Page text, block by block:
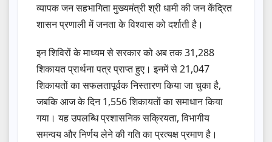
व्यापक जन सहभागिता मुख्यमंत्री श्री धामी की जन केंद्रित
शासन प्रणाली में जनता के विश्वास को दर्शाती है।
इन शिविरों के माध्यम से सरकार को अब तक 31,288
शिकायत प्रार्थना पत्र प्राप्त हुए। इनमें से 21,047
शिकायतों का सफलतापूर्वक निस्तारण किया जा चुका है,
जबकि आज के दिन 1,556 शिकायतों का समाधान किया
गया। यह उपलब्धि प्रशासनिक सक्रियता, विभागीय
समन्वय और निर्णय लेने की गति का प्रत्यक्ष प्रमाण है।